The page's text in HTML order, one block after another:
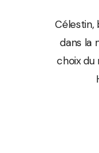
Célestin,
dans la
choix du